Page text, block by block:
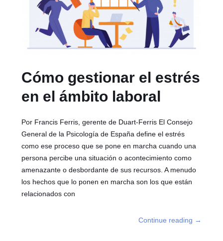
Cómo gestionar el estrés
en el ámbito laboral
Por Francis Ferris, gerente de Duart-Ferris El Consejo
General de la Psicología de España define el estrés
como ese proceso que se pone en marcha cuando una
persona percibe una situación o acontecimiento como
amenazante o desbordante de sus recursos. A menudo
los hechos que lo ponen en marcha son los que están
relacionados con
Continue reading →